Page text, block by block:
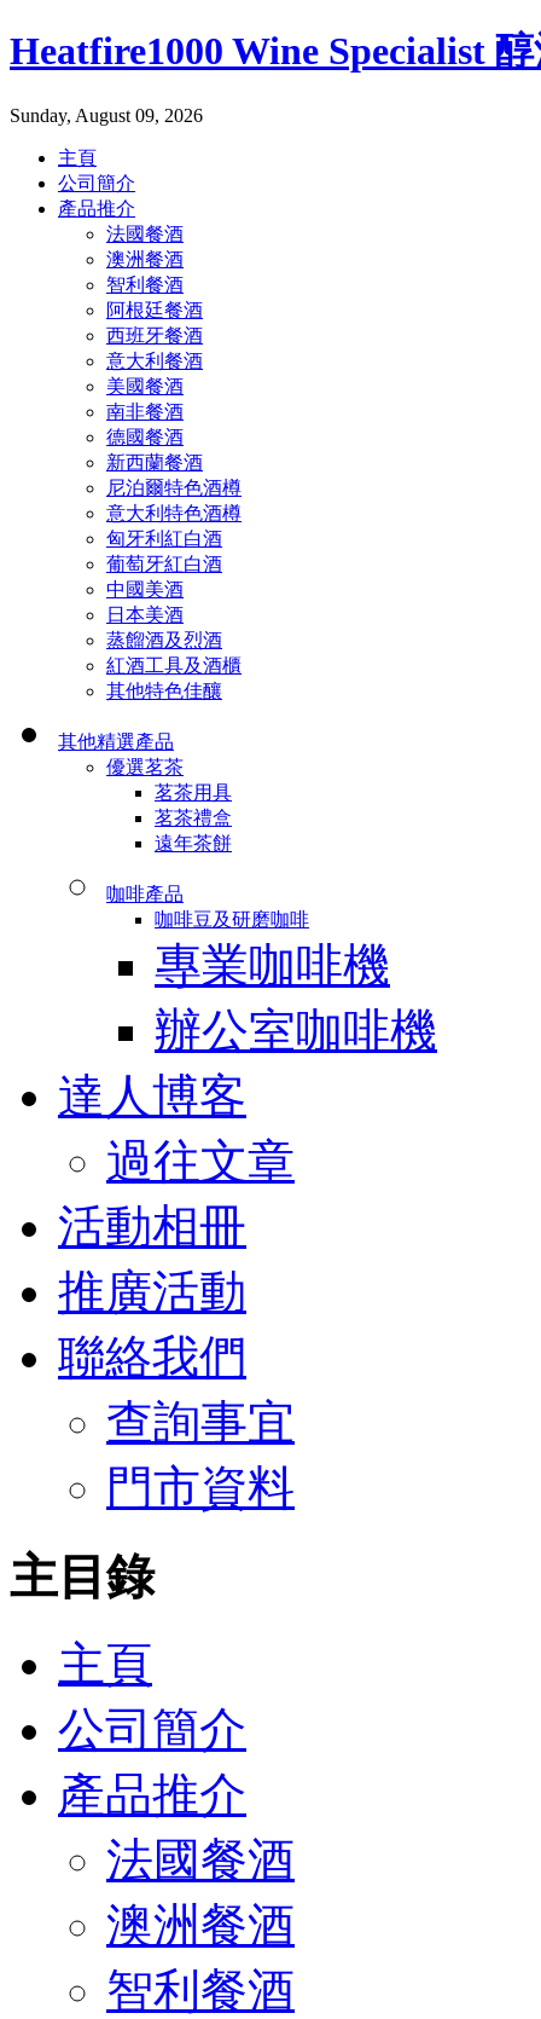
Heatfire1000 Wine Specialist
Sunday, August 09, 2026
主頁
公司簡介
產品推介
法國餐酒
澳洲餐酒
智利餐酒
阿根廷餐酒
西班牙餐酒
意大利餐酒
美國餐酒
南非餐酒
德國餐酒
新西蘭餐酒
尼泊爾特色酒樽
意大利特色酒樽
匈牙利紅白酒
葡萄牙紅白酒
中國美酒
日本美酒
蒸餾酒及烈酒
紅酒工具及酒櫃
其他特色佳釀
其他精選產品
優選茗茶
茗茶用具
茗茶禮盒
遠年茶餅
咖啡產品
咖啡豆及研磨咖啡
專業咖啡機
辦公室咖啡機
達人博客
過往文章
活動相冊
推廣活動
聯絡我們
查詢事宜
門市資料
主目錄
主頁
公司簡介
產品推介
法國餐酒
澳洲餐酒
智利餐酒